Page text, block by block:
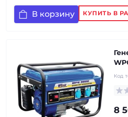
В корзину КУПИТЬ В
Код
8